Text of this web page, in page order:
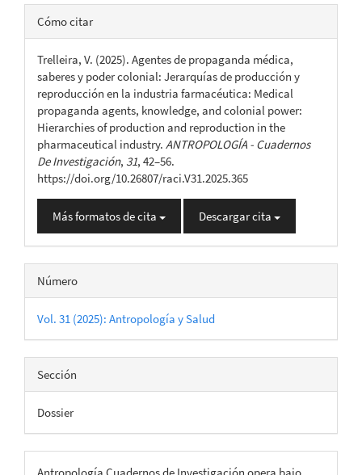
Detalles
del
artículo
Cómo citar
Trelleira, V. (2025). Agentes de propaganda médica,
saberes y poder colonial: Jerarquías de producción y
reproducción en la industria farmacéutica: Medical
propaganda agents, knowledge, and colonial power:
Hierarchies of production and reproduction in the
pharmaceutical industry. ANTROPOLOGÍA - Cuadernos
De Investigación, 31, 42–56.
https://doi.org/10.26807/raci.V31.2025.365
Más formatos de cita Descargar cita
Número
Vol. 31 (2025): Antropología y Salud
Sección
Dossier